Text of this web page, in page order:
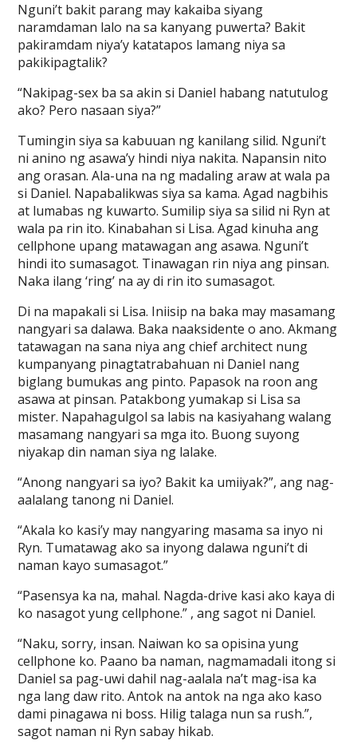
Nguni’t bakit parang may kakaiba siyang
naramdaman lalo na sa kanyang puwerta? Bakit
pakiramdam niya’y katatapos lamang niya sa
pakikipagtalik?
“Nakipag-sex ba sa akin si Daniel habang natutulog
ako? Pero nasaan siya?”
Tumingin siya sa kabuuan ng kanilang silid. Nguni’t
ni anino ng asawa’y hindi niya nakita. Napansin nito
ang orasan. Ala-una na ng madaling araw at wala pa
si Daniel. Napabalikwas siya sa kama. Agad nagbihis
at lumabas ng kuwarto. Sumilip siya sa silid ni Ryn at
wala pa rin ito. Kinabahan si Lisa. Agad kinuha ang
cellphone upang matawagan ang asawa. Nguni’t
hindi ito sumasagot. Tinawagan rin niya ang pinsan.
Naka ilang ‘ring’ na ay di rin ito sumasagot.
Di na mapakali si Lisa. Iniisip na baka may masamang
nangyari sa dalawa. Baka naaksidente o ano. Akmang
tatawagan na sana niya ang chief architect nung
kumpanyang pinagtatrabahuan ni Daniel nang
biglang bumukas ang pinto. Papasok na roon ang
asawa at pinsan. Patakbong yumakap si Lisa sa
mister. Napahagulgol sa labis na kasiyahang walang
masamang nangyari sa mga ito. Buong suyong
niyakap din naman siya ng lalake.
“Anong nangyari sa iyo? Bakit ka umiiyak?”, ang nag-
aalalang tanong ni Daniel.
“Akala ko kasi’y may nangyaring masama sa inyo ni
Ryn. Tumatawag ako sa inyong dalawa nguni’t di
naman kayo sumasagot.”
“Pasensya ka na, mahal. Nagda-drive kasi ako kaya di
ko nasagot yung cellphone.” , ang sagot ni Daniel.
“Naku, sorry, insan. Naiwan ko sa opisina yung
cellphone ko. Paano ba naman, nagmamadali itong si
Daniel sa pag-uwi dahil nag-aalala na’t mag-isa ka
nga lang daw rito. Antok na antok na nga ako kaso
dami pinagawa ni boss. Hilig talaga nun sa rush.”,
sagot naman ni Ryn sabay hikab.